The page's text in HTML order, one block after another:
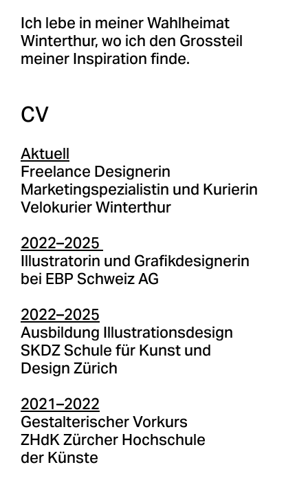
Ich lebe in meiner Wahlheimat
Winterthur, wo ich den Grossteil
meiner Inspiration finde.
CV
Aktuell
Freelance Designerin
Marketingspezialistin und Kurierin
Velokurier Winterthur
2022–2025
Illustratorin und Grafikdesignerin
bei EBP Schweiz AG
2022–2025
Ausbildung Illustrationsdesign
SKDZ Schule für Kunst und
Design Zürich
2021–2022
Gestalterischer Vorkurs
ZHdK Zürcher Hochschule
der Künste